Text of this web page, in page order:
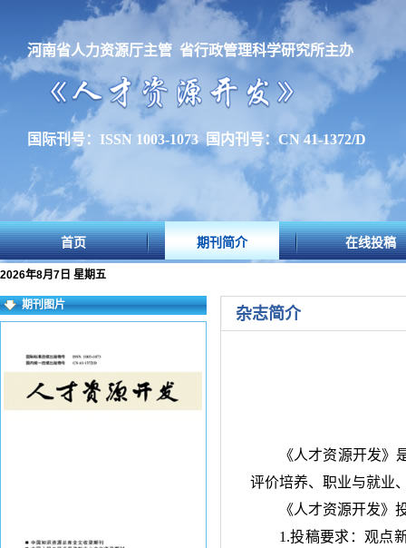
河南省人力资源厅主管 省行政管理科学研究所主办
国际刊号：ISSN 1003-1073 国内刊号：CN 41-1372/D
首页 期刊简介 在线投稿
2026年8月7日 星期五
期刊图片 杂志简介
《人才资源开发
评价培养、职业与就业
《人才资源开发》
1.投稿要求：观点